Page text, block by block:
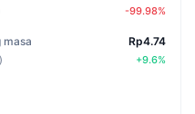
-99.98%
masa
)
Rp4.74
+9.6%